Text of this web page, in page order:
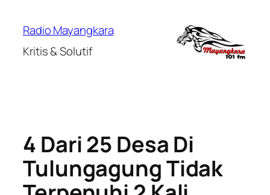
Radio Mayangkara
Kritis & Solutif
4 Dari 25 Desa Di
Tulungagung Tidak